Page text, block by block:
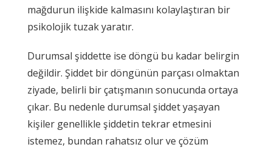
mağdurun ilişkide kalmasını kolaylaştıran bir
psikolojik tuzak yaratır.
Durumsal şiddette ise döngü bu kadar belirgin
değildir. Şiddet bir döngünün parçası olmaktan
ziyade, belirli bir çatışmanın sonucunda ortaya
çıkar. Bu nedenle durumsal şiddet yaşayan
kişiler genellikle şiddetin tekrar etmesini
istemez, bundan rahatsız olur ve çözüm